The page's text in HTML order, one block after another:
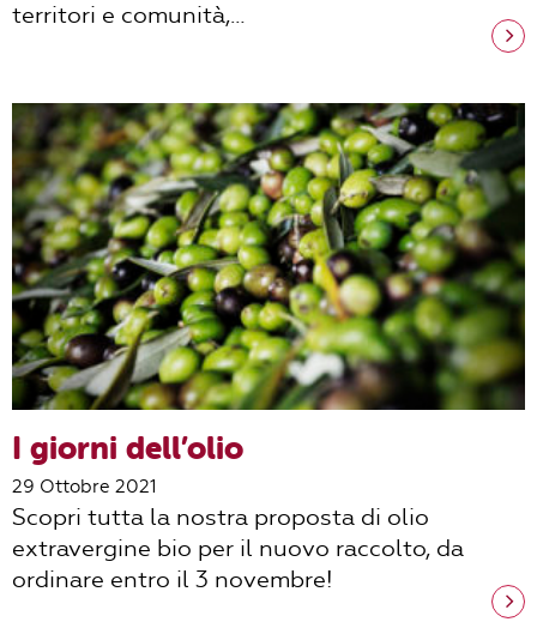
territori e comunità,…
I giorni dell’olio
29 Ottobre 2021
Scopri tutta la nostra proposta di olio
extravergine bio per il nuovo raccolto, da
ordinare entro il 3 novembre!